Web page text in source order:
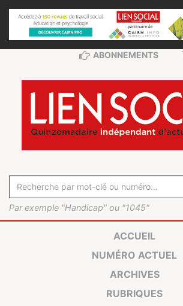
Par exemple "Handicap" ou "1045"
ABONNEMENTS
ACCUEIL
NUMÉRO ACTUEL
ARCHIVES
RUBRIQUES